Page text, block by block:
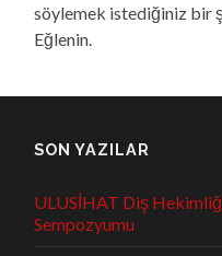
söylemek istediğiniz bir
Eğlenin.
SON YAZILAR
ULUSİHAT Diş
Sempozyumu